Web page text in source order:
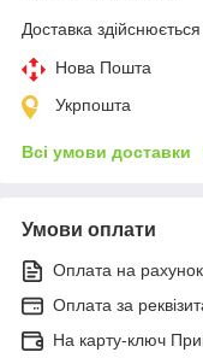
Доставка
Нова Пошта
Укрпошта
Всі умови доставки
Умови оплати
Оплата на рахунок
Оплата за
На карту-ключ